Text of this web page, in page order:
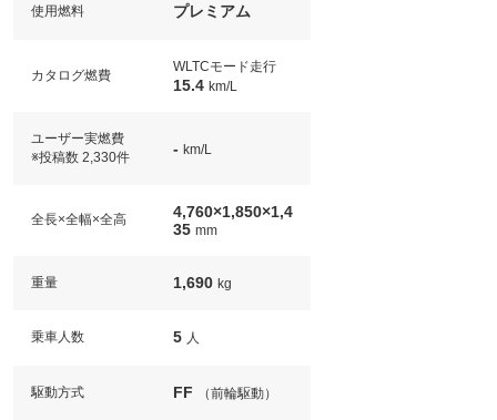
使用燃料 プレミアム
カタログ燃費
WLTCモード走行
15.4 km/L
ユーザー実燃費
※投稿数 2,330件
- km/L
全長×全幅×全高
4,760×1,850×1,4
35 mm
重量 1,690 kg
乗車人数 5 人
駆動方式 FF （前輪駆動）